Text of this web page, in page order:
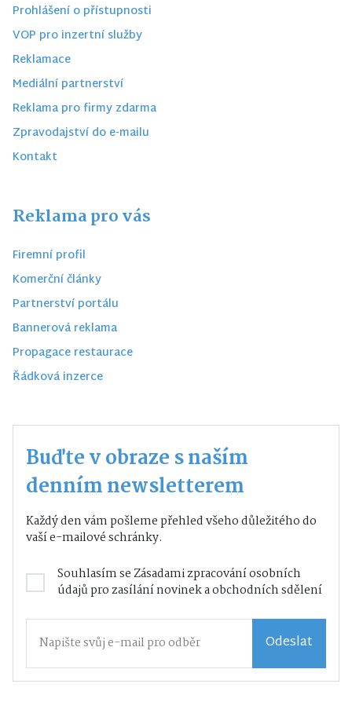
Prohlášení o přístupnosti
VOP pro inzertní služby
Reklamace
Mediální partnerství
Reklama pro firmy zdarma
Zpravodajství do e-mailu
Kontakt
Reklama pro vás
Firemní profil
Komerční články
Partnerství portálu
Bannerová reklama
Propagace restaurace
Řádková inzerce
Buďte v obraze s naším
denním newsletterem
Každý den vám pošleme přehled všeho důležitého do
vaší e-mailové schránky.
Souhlasím seZásadami zpracování osobních
údajůpro zasílání novinek a obchodních sdělení
Odeslat